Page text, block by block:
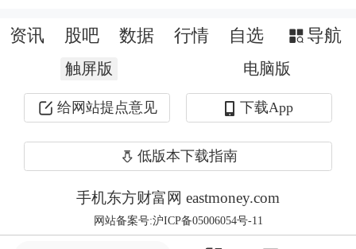
企、科技企业等。
该券商还指出，中美仍然相互保留加征
10%关税作为战略威慑，且对特定行业
的结构性关税尚未触及，未来中美贸易
关系仍面临较大不确定性。
文章来源：财联社
资讯 股吧 数据 行情 自选 导航
触屏版 电脑版
给网站提点意见 下载App
低版本下载指南
手机东方财富网 eastmoney.com
网站备案号:沪ICP备05006054号-11